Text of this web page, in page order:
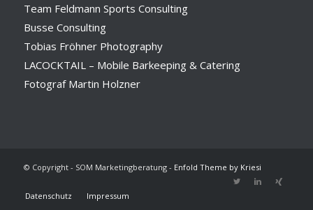
Team Feldmann Sports Consulting
Busse Consulting
Tobias Fröhner Photography
LACOCKTAIL – Mobile Barkeeping & Catering
Fotograf Martin Holzner
© Copyright - SOM Marketingberatung - Enfold Theme by Kriesi
Datenschutz Impressum